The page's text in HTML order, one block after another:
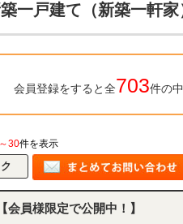
一戸建て（新築一軒
会員登録をすると全703件の
30件を表示
【会員様限定で公開中！】